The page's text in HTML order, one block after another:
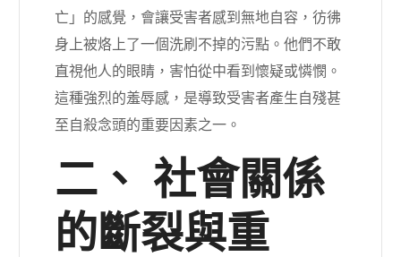
亡」的感覺，會讓受害者感到無地自容，彷彿
身上被烙上了一個洗刷不掉的污點。他們不敢
直視他人的眼睛，害怕從中看到懷疑或憐憫。
這種強烈的羞辱感，是導致受害者產生自殘甚
至自殺念頭的重要因素之一。
二、 社會關係
的斷裂與重